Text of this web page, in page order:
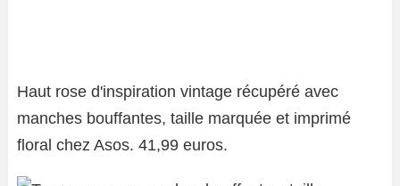
Haut rose d'inspiration vintage récupéré avec
manches bouffantes, taille marquée et imprimé
floral chez Asos. 41,99 euros.